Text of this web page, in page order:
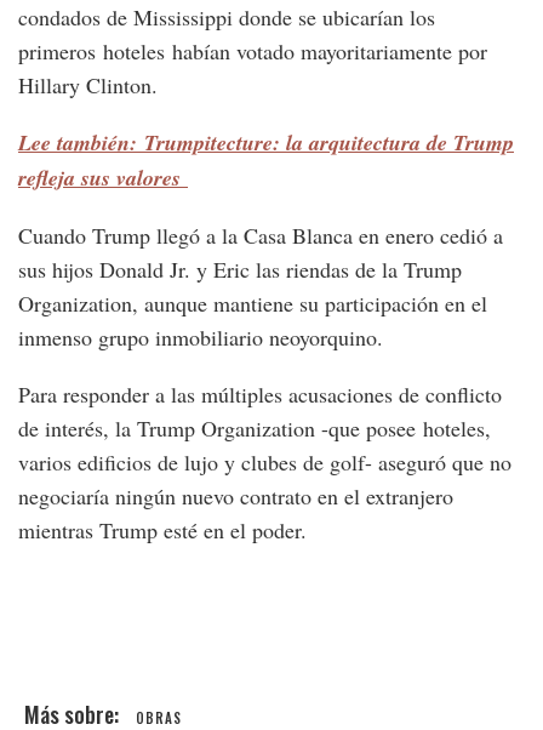
condados de Mississippi donde se ubicarían los
primeros hoteles habían votado mayoritariamente por
Hillary Clinton.
Lee también: Trumpitecture: la arquitectura de Trump
refleja sus valores
Cuando Trump llegó a la Casa Blanca en enero cedió a
sus hijos Donald Jr. y Eric las riendas de la Trump
Organization, aunque mantiene su participación en el
inmenso grupo inmobiliario neoyorquino.
Para responder a las múltiples acusaciones de conflicto
de interés, la Trump Organization -que posee hoteles,
varios edificios de lujo y clubes de golf- aseguró que no
negociaría ningún nuevo contrato en el extranjero
mientras Trump esté en el poder.
OBRAS